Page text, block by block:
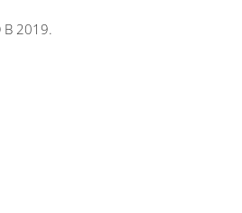
B 2019.